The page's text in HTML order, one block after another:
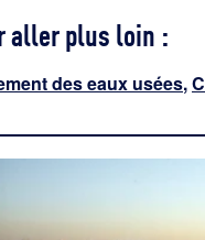
aller plus loin :
des eaux usées,